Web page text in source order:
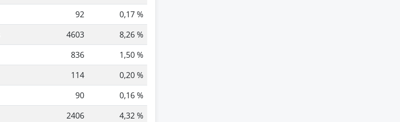
92
0,17 %
4603
8,26 %
836
1,50 %
114
0,20 %
90
0,16 %
2406
4,32 %